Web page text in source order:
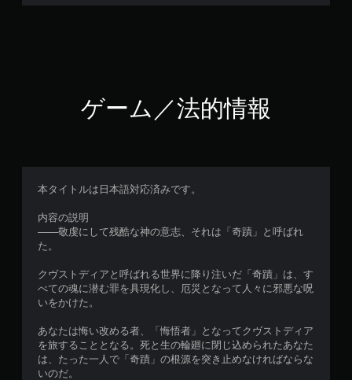
ゲーム／法的情報
本タイトルは日本語対応済みです。
内容の説明
――敬虔にして残酷な神の意志、それは「奇蹟」と呼ばれ
た。
クヴストディアと呼ばれる世界に降り注いだ「奇蹟」は、す
べての魂に潜む罪を具現化し、厄災となって人々に邪悪な呪
いをかけた。
あなたは悔い改める者、「悔悟者」となってクヴストディア
を旅することとなる。死と生の輪廻に閉じ込められたあなた
は、たった一人で「奇蹟」の根源を突き止めなければならな
いのだ。